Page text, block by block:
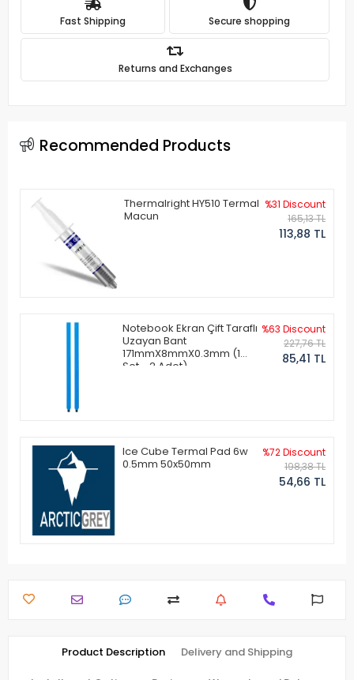
Fast Shipping Secure shopping
Returns and Exchanges
Recommended Products
Thermalright HY510 Termal
Macun
%31 Discount
165,13 TL
113,88 TL
Notebook Ekran Çift Taraflı
Uzayan Bant
171mmX8mmX0.3mm (1
Set - 2 Adet)
%63 Discount
227,76 TL
85,41 TL
Ice Cube Termal Pad 6w
0.5mm 50x50mm
%72 Discount
198,38 TL
54,66 TL
Product Description Delivery and Shipping